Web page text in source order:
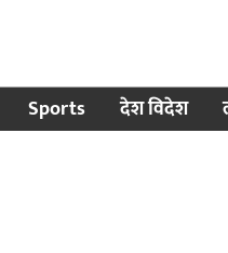
Sports देश विदेश